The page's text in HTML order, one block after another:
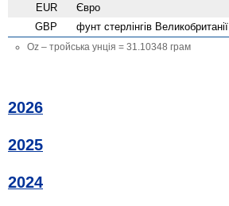
EUR Євро
GBP фунт стерлінгів Велико­британії
Oz – тройська унція = 31.10348 грам
2026
2025
2024